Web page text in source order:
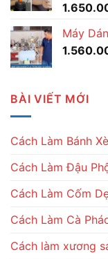
Máy
BÀI VIẾT MỚI
Cách Làm Bánh
Cách Làm Đậu
Cách Làm Cốm
Cách Làm Cà
Cách làm xương